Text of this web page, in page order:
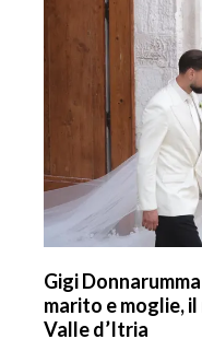
Gigi
marito e moglie,
Valle d’Itria